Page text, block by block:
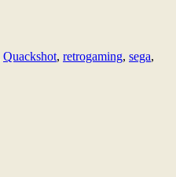
Quackshot, retrogaming, sega,